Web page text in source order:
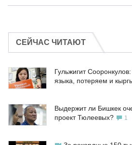
СЕЙЧАС ЧИТАЮТ
Гульжигит
языка, потеряем и
Выдержит ли Бишкек
проект Тюлеевых?
1